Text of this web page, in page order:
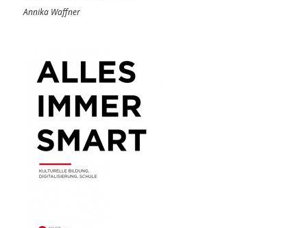
Annika Waffner